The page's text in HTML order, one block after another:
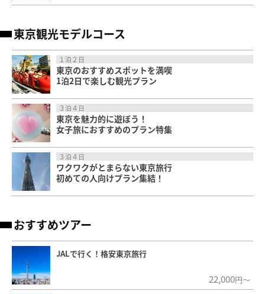
東京観光モデルコース
１泊２日
東京のおすすめスポットを満喫
1泊2日で楽しむ観光プラン
３泊４日
東京を魅力的に遊ぼう！
女子旅におすすめのプラン特集
３泊４日
ワクワクがとまらない東京旅行
初めての人向けプラン集結！
おすすめツアー
JALで行く！格安東京旅行
22,000円～